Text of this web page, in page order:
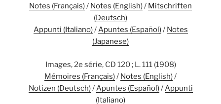
Notes (Français)/ Notes (English)/ Mitschriften
(Deutsch)
Appunti (Italiano)/Apuntes (Español)/ Notes
(Japanese)
Images, 2e série, CD 120 ; L. 111 (1908)
Mémoires (Français)/ Notes (English)/
Notizen (Deutsch)/ Apuntes (Español)/ Appunti
(Italiano)